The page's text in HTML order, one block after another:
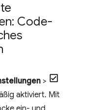
Code-
>
aktiviert. Mit